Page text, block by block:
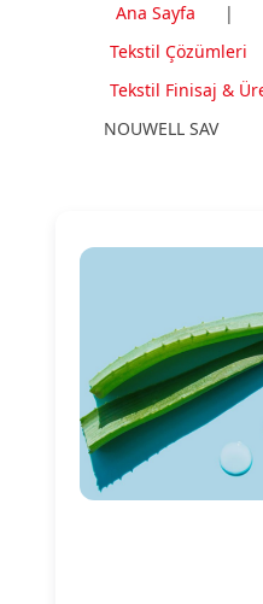
Ana Sayfa |
Tekstil Çözümleri
Tekstil Finisaj &
NOUWELL SAV